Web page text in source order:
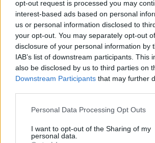
opt-out request is processed you may
interest-based ads based on personal
us or personal information disclosed to
your opt-out. You may separately opt-out
disclosure of your personal information by
IAB’s list of downstream participants. This
also be disclosed by us to third parties on
Downstream Participants that may further
Personal Data Processing Opt Outs
I want to opt-out of the Sharing of my
personal data.
Μουσική